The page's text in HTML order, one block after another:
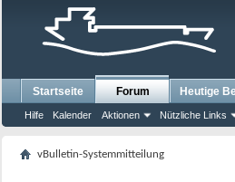
Startseite Forum
Hilfe Kalender Aktionen Nützliche Links
Heutige
vBulletin-Systemmitteilung